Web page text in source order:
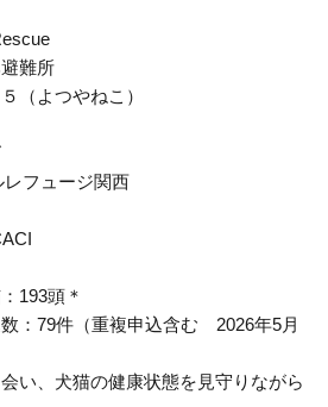
難所
（よつやねこ）
レフュージ関西
193頭＊
：79件（重複申込含む 2026年5月
い、犬猫の健康状態を見守りながら